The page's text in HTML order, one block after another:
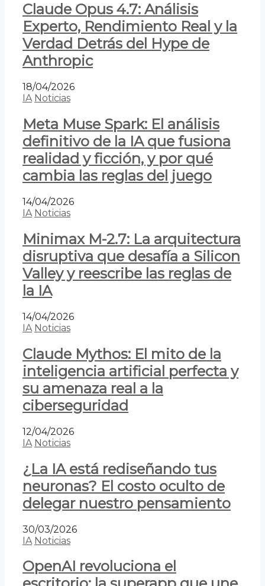
Claude Opus 4.7: Análisis
Experto, Rendimiento Real y la
Verdad Detrás del Hype de
Anthropic
18/04/2026
IA Noticias
Meta Muse Spark: El análisis
definitivo de la IA que fusiona
realidad y ficción, y por qué
cambia las reglas del juego
14/04/2026
IA Noticias
Minimax M-2.7: La arquitectura
disruptiva que desafía a Silicon
Valley y reescribe las reglas de
la IA
14/04/2026
IA Noticias
Claude Mythos: El mito de la
inteligencia artificial perfecta y
su amenaza real a la
ciberseguridad
12/04/2026
IA Noticias
¿La IA está rediseñando tus
neuronas? El costo oculto de
delegar nuestro pensamiento
30/03/2026
IA Noticias
OpenAI revoluciona el